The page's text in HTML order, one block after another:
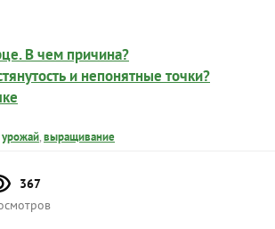
В чем причина?
и непонятные точки?
урожай,выращивание
367